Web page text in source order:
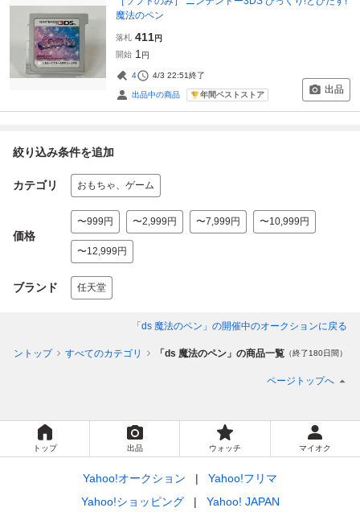
魔法のペン
落札 411円
開始 1 円
4 4/3 22:51終了
出品中の商品 年間ベストストア 出品
絞り込み条件を追加
カテゴリ おもちゃ、ゲーム
価格
〜999円 〜2,999円 〜7,999円 〜10,999円
〜12,999円
ブランド 任天堂
「ds 魔法のペン」 の開催中のオークションに戻る
ョントップ すべてのカテゴリ 「ds 魔法のペン」の商品一覧 （終了180日間）
ページトップへ
トップ 出品 ウォッチ マイオク
Yahoo!オークション
Yahoo!フリマ
Yahoo!ショッピング
Yahoo! JAPAN